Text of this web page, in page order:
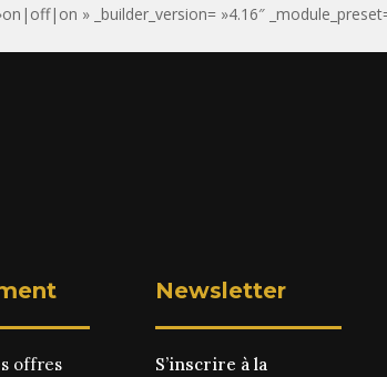
» _builder_version= »4.16″
offres
Newsletter
S’inscrire à la